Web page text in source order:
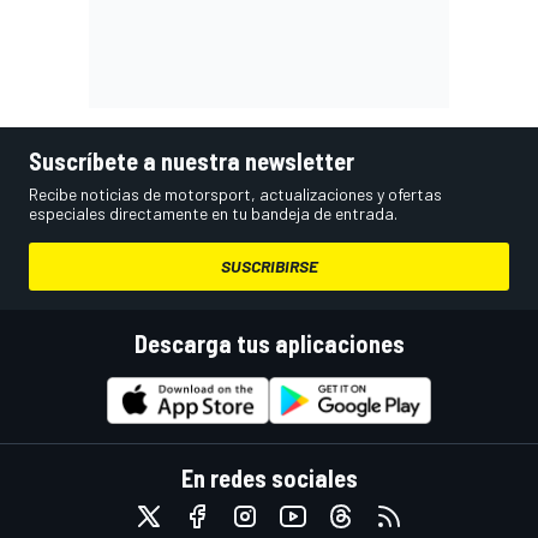
Suscríbete a nuestra newsletter
Recibe noticias de motorsport, actualizaciones y ofertas
especiales directamente en tu bandeja de entrada.
SUSCRIBIRSE
Descarga tus aplicaciones
En redes sociales